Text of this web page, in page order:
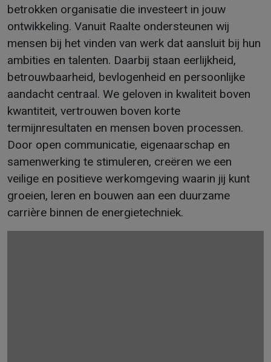
betrokken organisatie die investeert in jouw
ontwikkeling. Vanuit Raalte ondersteunen wij
mensen bij het vinden van werk dat aansluit bij hun
ambities en talenten. Daarbij staan eerlijkheid,
betrouwbaarheid, bevlogenheid en persoonlijke
aandacht centraal. We geloven in kwaliteit boven
kwantiteit, vertrouwen boven korte
termijnresultaten en mensen boven processen.
Door open communicatie, eigenaarschap en
samenwerking te stimuleren, creëren we een
veilige en positieve werkomgeving waarin jij kunt
groeien, leren en bouwen aan een duurzame
carrière binnen de energietechniek.